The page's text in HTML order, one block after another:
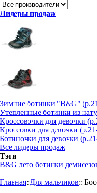
Лидеры продаж
Зимние ботинки "B&G"
Утепленные ботинки из
Кроссовочки для девочки
Кроссовки для девочки
Ботиночки для девочки
Все лидеры продаж
Тэги
B&G лето ботинки
Главная::Для мальчиков::